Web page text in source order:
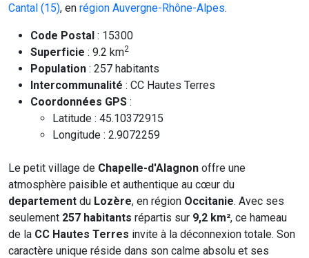
Cantal (15), en région Auvergne-Rhône-Alpes.
Code Postal : 15300
Superficie : 9.2 km2
Population : 257 habitants
Intercommunalité : CC Hautes Terres
Coordonnées GPS :
Latitude : 45.10372915
Longitude : 2.9072259
Le petit village de Chapelle-d'Alagnon offre une
atmosphère paisible et authentique au cœur du
departement du Lozère, en région Occitanie. Avec ses
seulement 257 habitants répartis sur 9,2 km², ce hameau
de la CC Hautes Terres invite à la déconnexion totale. Son
caractère unique réside dans son calme absolu et ses